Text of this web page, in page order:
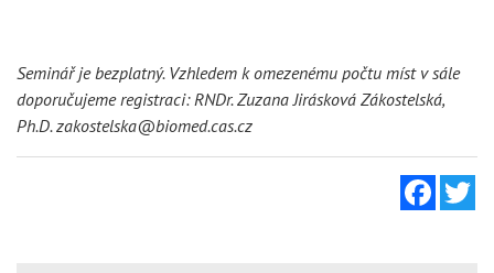
Seminář je bezplatný. Vzhledem k omezenému počtu míst v sále
doporučujeme registraci: RNDr. Zuzana Jirásková Zákostelská,
Ph.D. zakostelska@biomed.cas.cz